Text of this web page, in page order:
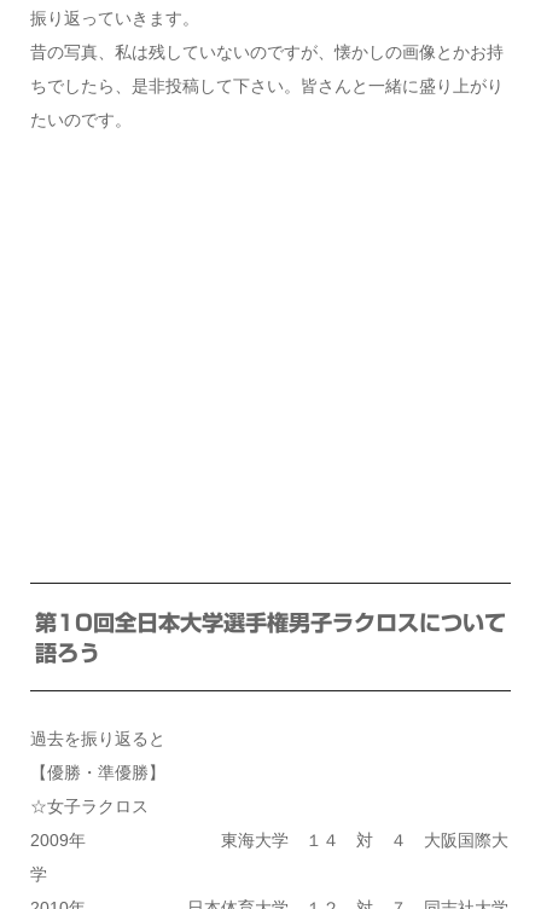
振り返っていきます。
昔の写真、私は残していないのですが、懐かしの画像とかお持
ちでしたら、是非投稿して下さい。皆さんと一緒に盛り上がり
たいのです。
第10回全日本大学選手権男子ラクロスについて
語ろう
過去を振り返ると
【優勝・準優勝】
☆女子ラクロス
2009年 東海大学 １４ 対 ４ 大阪国際大
学